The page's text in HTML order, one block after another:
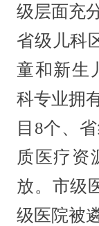
级层面充
省级儿科
童和新生
科专业拥
目8个、
质医疗资
放。市级
级医院被